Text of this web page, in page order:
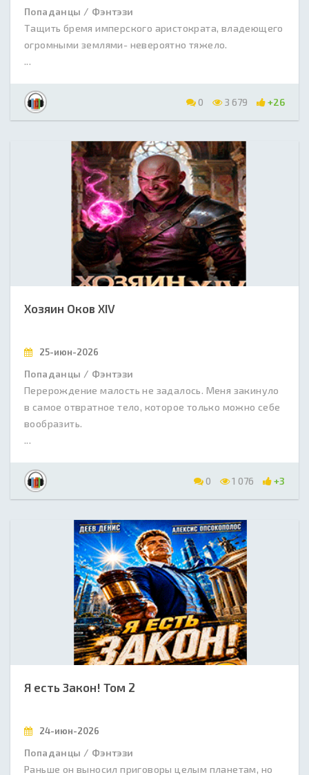
Попаданцы / Фэнтэзи
Тащить бремя имперского аристократа, владеющего
огромными землями- невероятно тяжело.
...
0 3 679 +26
Хозяин Оков XIV
25-июн-2026
Попаданцы / Фэнтэзи
Перерождение малость не задалось. Меня закинуло
в самое отвратное тело, которое только можно себе
вообразить.
...
0 1 076 +3
Я есть Закон! Том 2
24-июн-2026
Попаданцы / Фэнтэзи
Раньше он выносил приговоры целым планетам, но